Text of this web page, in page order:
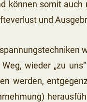
können somit
und
wieder „zu
werden,